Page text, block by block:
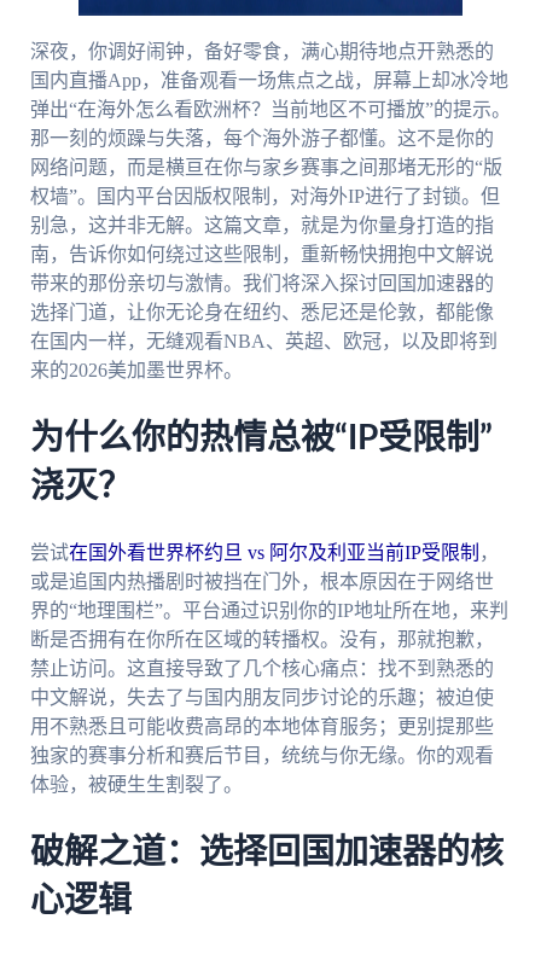
深夜，你调好闹钟，备好零食，满心期待地点开熟悉的
国内直播App，准备观看一场焦点之战，屏幕上却冰冷地
弹出“在海外怎么看欧洲杯？当前地区不可播放”的提示。
那一刻的烦躁与失落，每个海外游子都懂。这不是你的
网络问题，而是横亘在你与家乡赛事之间那堵无形的“版
权墙”。国内平台因版权限制，对海外IP进行了封锁。但
别急，这并非无解。这篇文章，就是为你量身打造的指
南，告诉你如何绕过这些限制，重新畅快拥抱中文解说
带来的那份亲切与激情。我们将深入探讨回国加速器的
选择门道，让你无论身在纽约、悉尼还是伦敦，都能像
在国内一样，无缝观看NBA、英超、欧冠，以及即将到
来的2026美加墨世界杯。
为什么你的热情总被“IP受限制”
浇灭？
尝试在国外看世界杯约旦 vs 阿尔及利亚当前IP受限制 ，
或是追国内热播剧时被挡在门外，根本原因在于网络世
界的“地理围栏”。平台通过识别你的IP地址所在地，来判
断是否拥有在你所在区域的转播权。没有，那就抱歉，
禁止访问。这直接导致了几个核心痛点：找不到熟悉的
中文解说，失去了与国内朋友同步讨论的乐趣；被迫使
用不熟悉且可能收费高昂的本地体育服务；更别提那些
独家的赛事分析和赛后节目，统统与你无缘。你的观看
体验，被硬生生割裂了。
破解之道：选择回国加速器的核
心逻辑